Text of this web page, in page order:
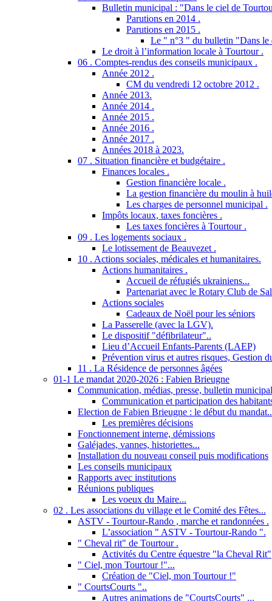
Bulletin municipal : "Dans le ciel de
Parutions en 2014 .
Parutions en 2015 .
Le " n°3 " du bulletin "Dans le
Le droit à l’information locale à Tourtour .
06 . Comptes-rendus des conseils municipaux .
Année 2012 .
CM du vendredi 12 octobre 2012 .
Année 2013.
Année 2014 .
Année 2015 .
Année 2016 .
Année 2017 .
Années 2018 à 2023.
07 . Situation financière et budgétaire .
Finances locales .
Gestion financière locale .
La gestion financière du moulin à
Les charges de personnel municipal .
Impôts locaux, taxes foncières .
Les taxes foncières à Tourtour .
09 . Les logements sociaux .
Le lotissement de Beauvezet .
10 . Actions sociales, médicales et humanitaires.
Actions humanitaires .
Accueil de réfugiés ukrainiens...
Partenariat avec le Rotary Club de
Actions sociales
Cadeaux de Noël pour les séniors
La Passerelle (avec la LGV).
Le dispositif "défibrilateur"..
Lieu d’Accueil Enfants-Parents (LAEP)
Prévention virus et autres risques, Gestion
11 . La Résidence de personnes âgées
01-1 Le mandat 2020-2026 : Fabien Brieugne
Communication, médias, presse, bulletin
Communication et participation des
Election de Fabien Brieugne : le début du
Les premières décisions
Fonctionnement interne, démissions
Galéjades, vannes, historiettes...
Installation du nouveau conseil puis modifications
Les conseils municipaux
Rapports avec institutions
Réunions publiques
Les voeux du Maire...
02 . Les associations du village et le Comité des Fêtes...
ASTV - Tourtour-Rando , marche et randonnées .
L’association " ASTV - Tourtour-Rando ".
" Cheval rit" de Tourtour .
Activités du Centre équestre "la Cheval Rit"
" Ciel, mon Tourtour !"...
Création de "Ciel, mon Tourtour !"
" CourtsCourts "..
Autres animations de "CourtsCourts" ...